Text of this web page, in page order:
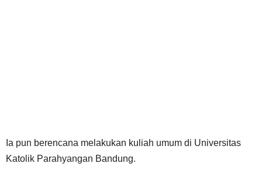
Ia pun berencana melakukan kuliah umum di Universitas
Katolik Parahyangan Bandung.